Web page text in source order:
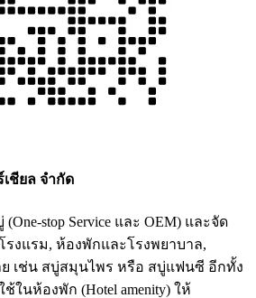
ชียล จำกัด
stop Service และ OEM) และจัด
งแรม, ห้องพักและโรงพยาบาล,
เช่น สบู่สมุนไพร หรือ สบู่แฟนซี อีกทั้ง
ในห้องพัก (Hotel amenity) ให้